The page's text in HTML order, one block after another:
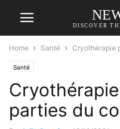
DISCOVER
Home Santé Cryothérapie
Santé
parties du